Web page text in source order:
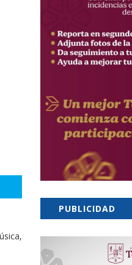
PUBLICIDAD